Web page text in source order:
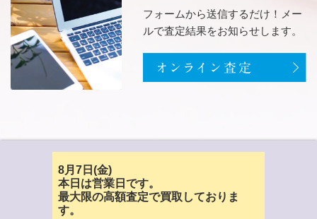
フォームから送信するだけ！メー
ルで査定結果をお知らせします。
8月7日(金)
本日は営業日です。
最大限の高額査定で買取しておりま
す。